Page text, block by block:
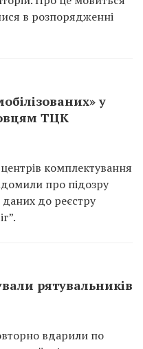
в розпорядженні
у
ТЦК
комплектування
про підозру
до реєстру
рятувальників
вдарили по